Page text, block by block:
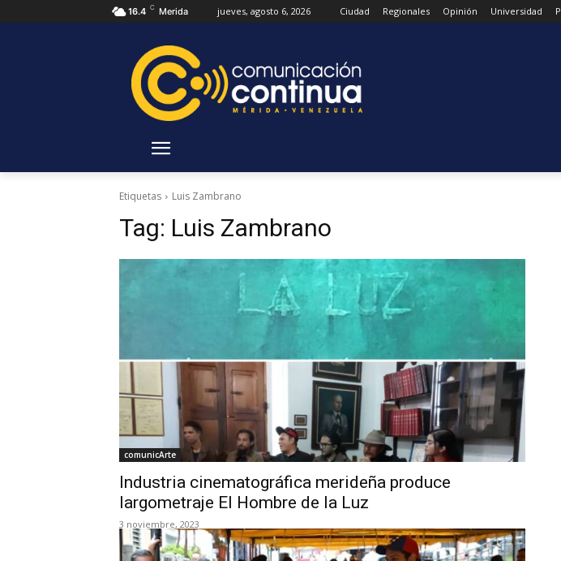
16.4 C Merida jueves, agosto 6, 2026 Ciudad Regionales Opinión Universidad
Etiquetas Luis Zambrano
Tag: Luis Zambrano
comunicArte
Industria cinematográfica merideña produce
largometraje El Hombre de la Luz
3 noviembre, 2023